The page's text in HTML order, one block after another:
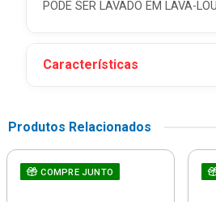
PODE SER LAVADO EM LAVA-
Características
Produtos Relacionados
COMPRE JUNTO